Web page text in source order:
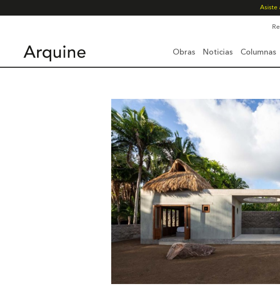
Asiste
Obras Noticias Columnas